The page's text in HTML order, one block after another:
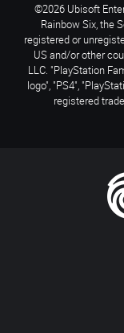
©2026 Ubisoft
Rainbow Six, the
registered or
US and/or other
LLC. "PlayStation
logo", "PS4",
registered